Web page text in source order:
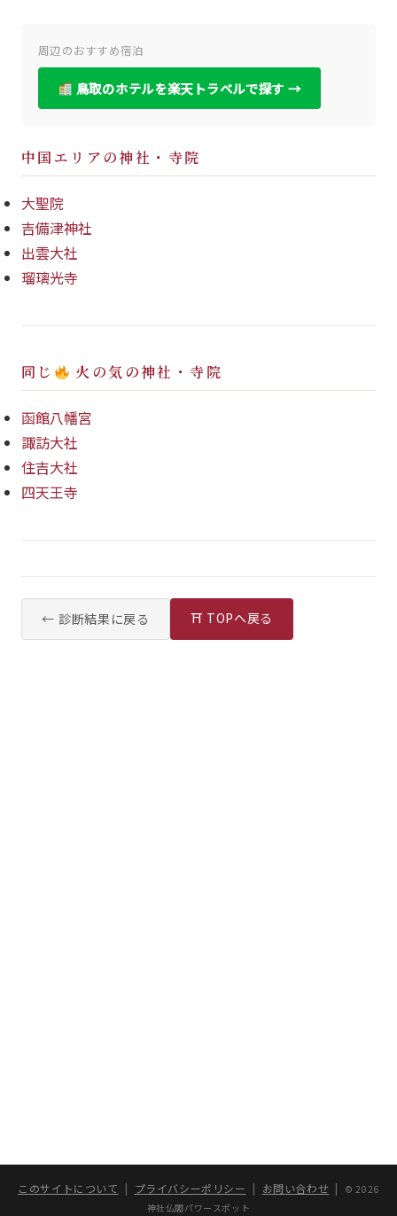
周辺のおすすめ宿泊
鳥取のホテルを楽天トラベルで探す →
中国エリアの神社・寺院
大聖院
吉備津神社
出雲大社
瑠璃光寺
同じ 火の気の神社・寺院
函館八幡宮
諏訪大社
住吉大社
四天王寺
← 診断結果に戻る ⛩ TOPへ戻る
このサイトについて | プライバシーポリシー | お問い合わせ |
© 2026
神社仏閣パワースポット